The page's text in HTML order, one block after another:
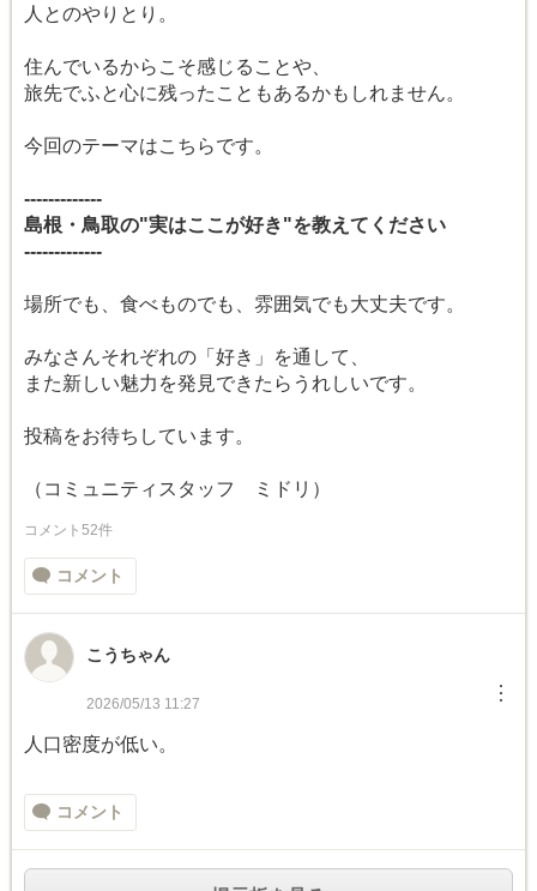
人とのやりとり。
住んでいるからこそ感じることや、
旅先でふと心に残ったこともあるかもしれません。
今回のテーマはこちらです。
-------------
島根・鳥取の"実はここが好き"を教えてください
-------------
場所でも、食べものでも、雰囲気でも大丈夫です。
みなさんそれぞれの「好き」を通して、
また新しい魅力を発見できたらうれしいです。
投稿をお待ちしています。
（コミュニティスタッフ ミドリ）
コメント52件
コメント
こうちゃん
2026/05/13 11:27 ︙
人口密度が低い。
コメント